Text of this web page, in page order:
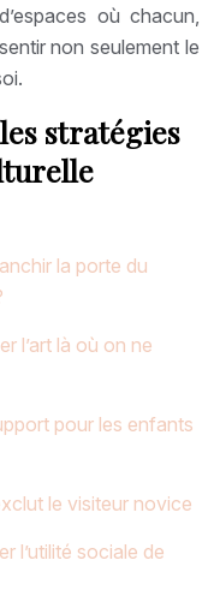
où chacun,
non seulement le
stratégies
la porte du
l’art là où on ne
pour les enfants
le visiteur novice
l’utilité sociale de